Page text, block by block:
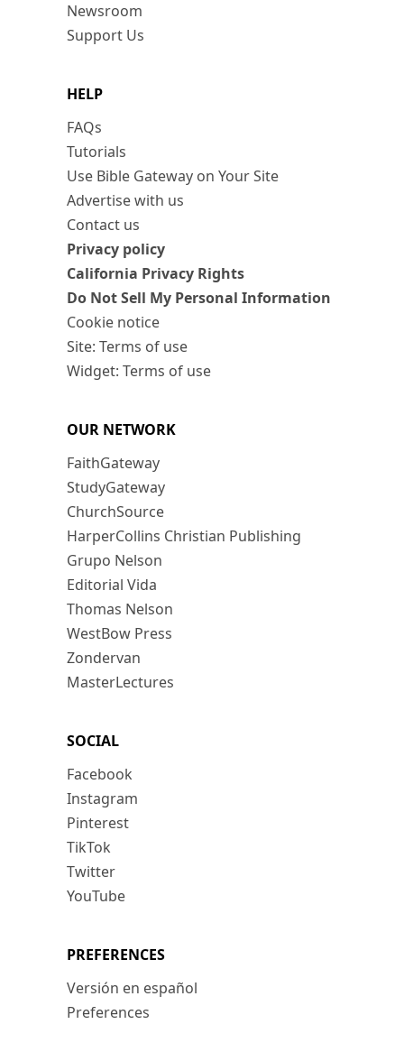
Newsroom
Support Us
HELP
FAQs
Tutorials
Use Bible Gateway on Your Site
Advertise with us
Contact us
Privacy policy
California Privacy Rights
Do Not Sell My Personal Information
Cookie notice
Site: Terms of use
Widget: Terms of use
OUR NETWORK
FaithGateway
StudyGateway
ChurchSource
HarperCollins Christian Publishing
Grupo Nelson
Editorial Vida
Thomas Nelson
WestBow Press
Zondervan
MasterLectures
SOCIAL
Facebook
Instagram
Pinterest
TikTok
Twitter
YouTube
PREFERENCES
Versión en español
Preferences